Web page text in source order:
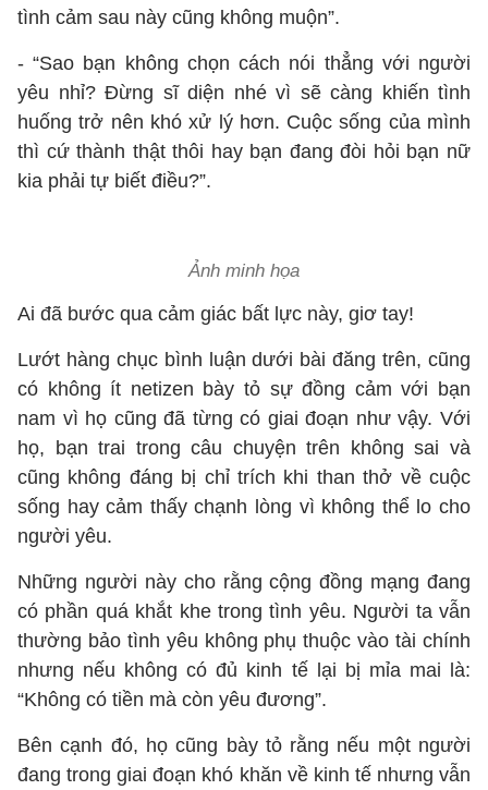
tình cảm sau này cũng không muộn”.
- “Sao bạn không chọn cách nói thẳng với người
yêu nhỉ? Đừng sĩ diện nhé vì sẽ càng khiến tình
huống trở nên khó xử lý hơn. Cuộc sống của mình
thì cứ thành thật thôi hay bạn đang đòi hỏi bạn nữ
kia phải tự biết điều?”.
Ảnh minh họa
Ai đã bước qua cảm giác bất lực này, giơ tay!
Lướt hàng chục bình luận dưới bài đăng trên, cũng
có không ít netizen bày tỏ sự đồng cảm với bạn
nam vì họ cũng đã từng có giai đoạn như vậy. Với
họ, bạn trai trong câu chuyện trên không sai và
cũng không đáng bị chỉ trích khi than thở về cuộc
sống hay cảm thấy chạnh lòng vì không thể lo cho
người yêu.
Những người này cho rằng cộng đồng mạng đang
có phần quá khắt khe trong tình yêu. Người ta vẫn
thường bảo tình yêu không phụ thuộc vào tài chính
nhưng nếu không có đủ kinh tế lại bị mỉa mai là:
“Không có tiền mà còn yêu đương”.
Bên cạnh đó, họ cũng bày tỏ rằng nếu một người
đang trong giai đoạn khó khăn về kinh tế nhưng vẫn